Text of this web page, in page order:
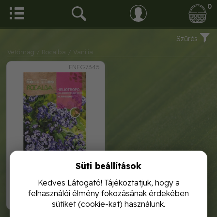
0
Szűrés
Vetőmag / Rocalba
/ Vanília
FNFG7345
1 120,-
vanilia virág 0, 2g rocalba
Süti beállítások
Kedves Látogató! Tájékoztatjuk, hogy a
felhasználói élmény fokozásának érdekében
sütiket (cookie-kat) használunk.